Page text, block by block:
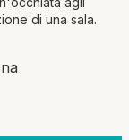
di una sala.